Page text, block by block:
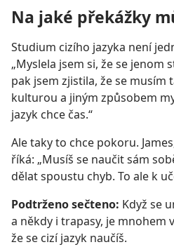
Na jaké překážky
Studium cizího jazyka není
„Myslela jsem si, že se jenom
pak jsem zjistila, že se musím
kulturou a jiným způsobem
jazyk chce čas.“
Ale taky to chce pokoru.
říká: „Musíš se naučit sám
dělat spoustu chyb. To ale k
Podtrženo sečteno: Když se
a někdy i trapasy, je mnohem
že se cizí jazyk naučíš.